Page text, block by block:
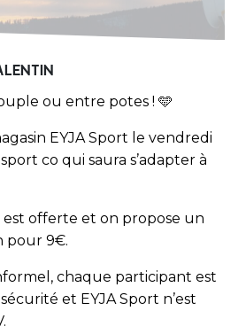
ou entre potes ! 🩵
EYJA Sport le vendredi
co qui saura s’adapter à
est offerte et on propose un
pour 9€.
chaque participant est
et EYJA Sport n’est